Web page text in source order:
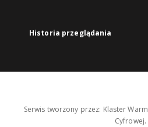
Historia przeglądania
Serwis tworzony przez: Klaster
Cyfrowej.